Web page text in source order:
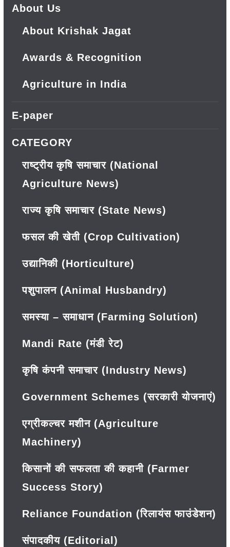
About Us
About Krishak Jagat
Awards & Recognition
Agriculture in India
E-paper
CATEGORY
राष्ट्रीय कृषि समाचार (National
Agriculture News)
राज्य कृषि समाचार (State News)
फसल की खेती (Crop Cultivation)
उद्यानिकी (Horticulture)
पशुपालन (Animal Husbandry)
समस्या – समाधान (Farming Solution)
Mandi Rate (मंडी रेट)
कृषि कंपनी समाचार (Industry News)
Government Schemes (सरकारी योजनाएं)
एग्रीकल्चर मशीन (Agriculture
Machinery)
किसानों की सफलता की कहानी (Farmer
Success Story)
Reliance Foundation (रिलायंस फाउंडेशन)
संपादकीय (Editorial)